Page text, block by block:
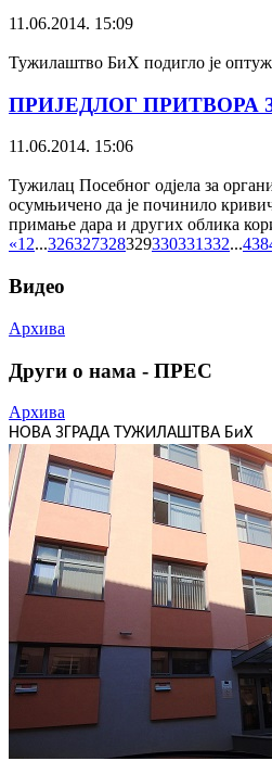
11.06.2014. 15:09
Тужилаштво БиХ подигло је
ПРИЈЕДЛОГ ПРИТВОРА
11.06.2014. 15:06
Тужилац Посебног одјела за
осумњичено да је починило
примање дара и других облика
«12...326327328329330331332...438
Видео
Архива
Други о нама - ПРЕС
Архива
НОВА ЗГРАДА ТУЖИЛАШТВА БиХ